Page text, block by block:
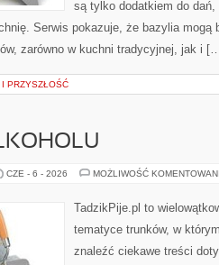
są tylko dodatkiem do
Serwis pokazuje, że bazylia mogą
zarówno w kuchni tradycyjnej, jak i
I PRZYSZŁOŚĆ
CZE - 6 - 2026 MOŻLIWOŚĆ
TadzikPije.pl to
tematyce trunków, w
znaleźć ciekawe treści